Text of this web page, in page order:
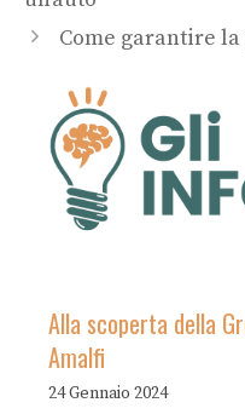
Come garantire
Alla scoperta della
Amalfi
24 Gennaio 2024